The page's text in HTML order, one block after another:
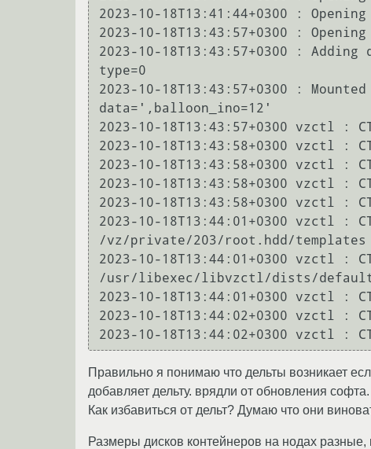
2023-10-18T13:41:44+0300 :
2023-10-18T13:43:57+0300 :
2023-10-18T13:43:57+0300 :
type=0
2023-10-18T13:43:57+0300 :
data=',balloon_ino=12'
2023-10-18T13:43:57+0300 vzctl :
2023-10-18T13:43:58+0300 vzctl :
2023-10-18T13:43:58+0300 vzctl :
2023-10-18T13:43:58+0300 vzctl :
2023-10-18T13:43:58+0300 vzctl :
2023-10-18T13:44:01+0300 vzctl :
/vz/private/203/root.hdd/templates
2023-10-18T13:44:01+0300 vzctl
/usr/libexec/libvzctl/dists/
2023-10-18T13:44:01+0300 vzctl :
2023-10-18T13:44:02+0300 vzctl :
Правильно я понимаю что дельты возникает
добавляет дельту. врядли от обновления софта.
Как избавиться от дельт? Думаю что они
Размеры дисков контейнеров на нодах разные,